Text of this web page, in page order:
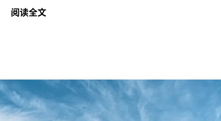
23岁的国家卫生服务工作者贾伊·哈莱（Jai Halai）
1901年的作品《母性》（Motherhood
）。这张照
片由巴勒斯坦摄影记者阿里·贾达拉（Ali
Jadallah）于2024年3月以色列围困加沙希法医院
阅读全文